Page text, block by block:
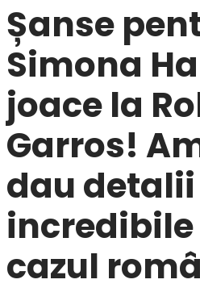
Șanse
Simona
joace la
Garros!
dau detalii
cazul